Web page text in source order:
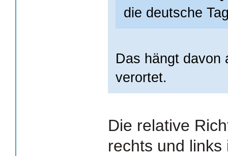
die deutsche
Das hängt davon
verortet.
Die relative
rechts und links